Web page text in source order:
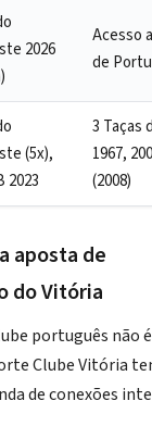
2026
Acesso
de
(5x),
2023
3 Taças
1967,
(2008)
aposta de
do Vitória
português não
Clube Vitória
de conexões